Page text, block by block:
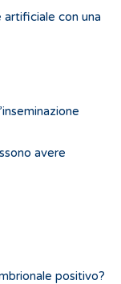
artificiale con una
avere
positivo?